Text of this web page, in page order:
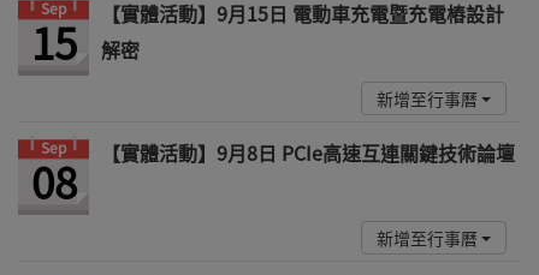
Sep
15
【實體活動】9月15日 電動車充電暨充電樁設計
解密
新增至行事曆
Sep
08 【實體活動】9月8日 PCIe高速互連關鍵技術論壇
新增至行事曆